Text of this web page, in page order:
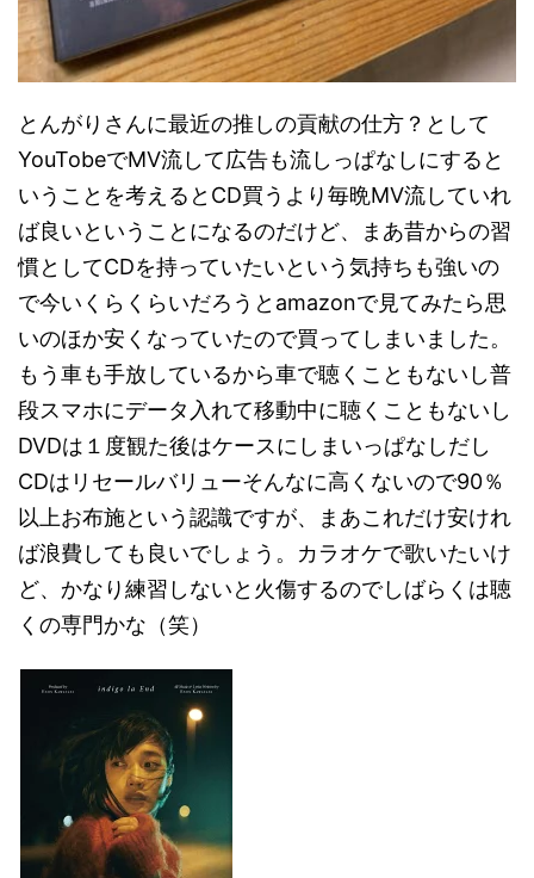
とんがりさんに最近の推しの貢献の仕方？として
YouTobeでMV流して広告も流しっぱなしにすると
いうことを考えるとCD買うより毎晩MV流していれ
ば良いということになるのだけど、まあ昔からの習
慣としてCDを持っていたいという気持ちも強いの
で今いくらくらいだろうとamazonで見てみたら思
いのほか安くなっていたので買ってしまいました。
もう車も手放しているから車で聴くこともないし普
段スマホにデータ入れて移動中に聴くこともないし
DVDは１度観た後はケースにしまいっぱなしだし
CDはリセールバリューそんなに高くないので90％
以上お布施という認識ですが、まあこれだけ安けれ
ば浪費しても良いでしょう。カラオケで歌いたいけ
ど、かなり練習しないと火傷するのでしばらくは聴
くの専門かな（笑）